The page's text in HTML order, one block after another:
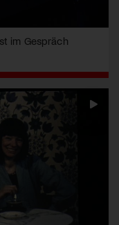
im Gespräch